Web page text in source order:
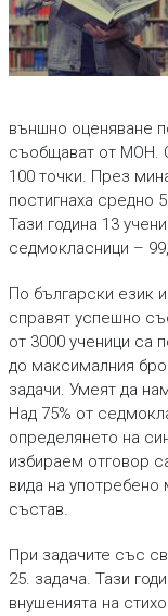
външно оценяване
съобщават от МОН.
100 точки. През
постигнаха средно
Тази година 13
седмокласници –
По български език
справят успешно
от 3000 ученици са
до максималния
задачи. Умеят да
Над 75% от
определянето на
избираем отговор
вида на
състав.
При задачите със
25. задача. Тази
внушенията на